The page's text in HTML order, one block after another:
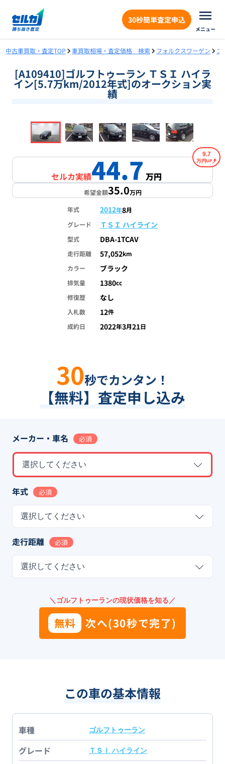
30秒簡単査定申込
メニュー
中古車買取・査定TOP 車買取相場・査定価格 検索 フォルクスワーゲン ゴ
[A109410]ゴルフトゥーラン ＴＳＩ ハイラ
イン[5.7万km/2012年式]のオークション実
績
1/18
セルカ実績44.7万円
9.7
万円
希望金額35.0万円
年式 2012年8月
グレード
ＴＳＩ ハイライン
型式 DBA-1TCAV
走行距離 57,052km
カラー
ブラック
排気量 1380cc
修復歴
なし
入札数 12件
成約日
2022年3月21日
30秒でカンタン！
【無料】査定申し込み
メーカー・車名 必須
選択してください
年式 必須
選択してください
走行距離 必須
選択してください
＼ゴルフトゥーランの現状価格を知る／
無料 次へ(30秒で完了)
この車の基本情報
車種 ゴルフトゥーラン
グレード ＴＳＩ ハイライン